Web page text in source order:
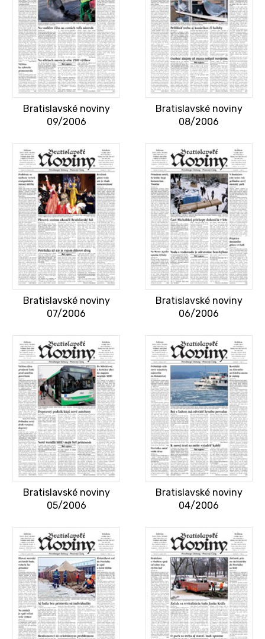
Bratislavské noviny
09/2006
Bratislavské noviny
08/2006
Bratislavské noviny
07/2006
Bratislavské noviny
06/2006
Bratislavské noviny
05/2006
Bratislavské noviny
04/2006